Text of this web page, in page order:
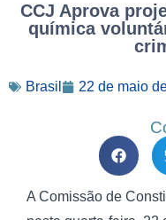
CCJ Aprova
química
Brasil 22 de maio
A Comissão de